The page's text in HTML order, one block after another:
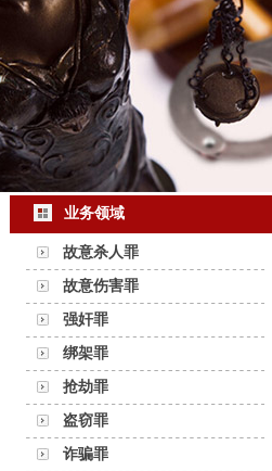
业务领域
故意杀人罪
故意伤害罪
强奸罪
绑架罪
抢劫罪
盗窃罪
诈骗罪